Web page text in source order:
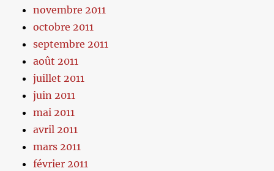
novembre 2011
octobre 2011
septembre 2011
août 2011
juillet 2011
juin 2011
mai 2011
avril 2011
mars 2011
février 2011